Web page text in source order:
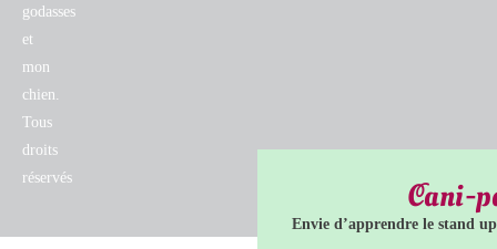
godasses
et
mon
chien.
Tous
droits
réservés
Cani-
Envie d’apprendre le stand